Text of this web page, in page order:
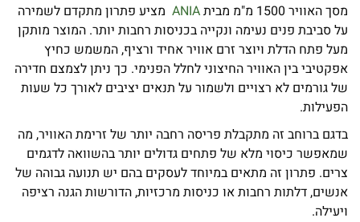
מסך האוויר 1500 מ"מ מבית ANIA מציע פתרון מתקדם לשמירה
על סביבת פנים נעימה ונקייה בכניסות רחבות יותר. המוצר מותקן
מעל פתח הדלת ויוצר זרם אוויר אחיד ורציף, המשמש כחיץ
אפקטיבי בין האוויר החיצוני לחלל הפנימי. כך ניתן לצמצם חדירה
של גורמים לא רצויים ולשמור על תנאים יציבים לאורך כל שעות
הפעילות.
בדגם ברוחב זה מתקבלת פריסה רחבה יותר של זרימת האוויר, מה
שמאפשר כיסוי מלא של פתחים גדולים יותר בהשוואה לדגמים
צרים. פתרון זה מתאים במיוחד לעסקים בהם יש תנועה גבוהה של
אנשים, דלתות רחבות או כניסות מרכזיות, הדורשות הגנה רציפה
ויעילה.